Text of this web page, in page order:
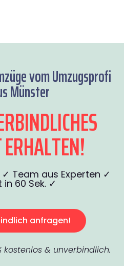
vom Umzugsprofi
Münster
Team aus Experten ✓
60 Sek. ✓
anfragen!
kostenlos & unverbindlich.